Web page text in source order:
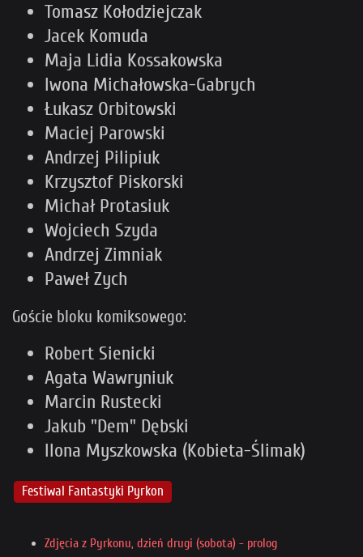
Tomasz Kołodziejczak
Jacek Komuda
Maja Lidia Kossakowska
Iwona Michałowska-Gabrych
Łukasz Orbitowski
Maciej Parowski
Andrzej Pilipiuk
Krzysztof Piskorski
Michał Protasiuk
Wojciech Szyda
Andrzej Zimniak
Paweł Zych
Goście bloku komiksowego:
Robert Sienicki
Agata Wawryniuk
Marcin Rustecki
Jakub "Dem" Dębski
Ilona Myszkowska (Kobieta-Ślimak)
Festiwal Fantastyki Pyrkon
Zdjęcia z Pyrkonu, dzień drugi (sobota) - prolog